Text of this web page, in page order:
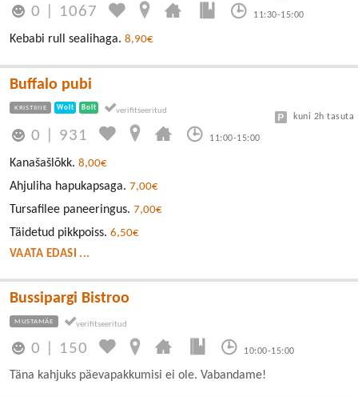
0 1067 11:30-15:00
Kebabi rull sealihaga. 8,90€
Buffalo pubi
KRISTIINE Wolt Bolt
0 931 11:00-15:00
kuni 2h tasuta
Kanašašlõkk. 8,00€
Ahjuliha hapukapsaga. 7,00€
Tursafilee paneeringus. 7,00€
Täidetud pikkpoiss. 6,50€
VAATA EDASI ...
Bussipargi Bistroo
MUSTAMÄE
0 150 10:00-15:00
Täna kahjuks päevapakkumisi ei ole. Vabandame!